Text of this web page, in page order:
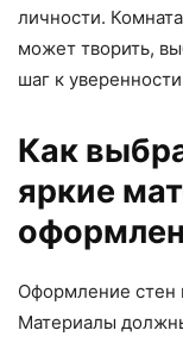
личности.
может творить,
шаг к
Как
яркие
Оформление стен
Материалы